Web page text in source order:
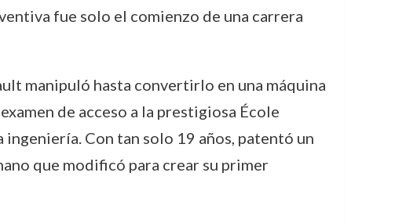
fue solo el comienzo de una carrera
manipuló hasta convertirlo en una máquina
de acceso a la prestigiosa École
Con tan solo 19 años, patentó un
que modificó para crear su primer